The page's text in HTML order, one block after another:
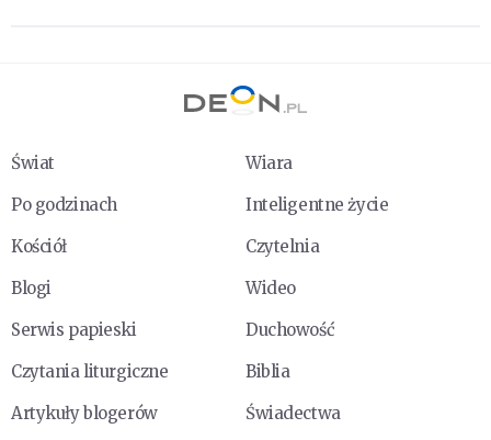
Świat
Wiara
Po godzinach
Inteligentne życie
Kościół
Czytelnia
Blogi
Wideo
Serwis papieski
Duchowość
Czytania liturgiczne
Biblia
Artykuły blogerów
Świadectwa